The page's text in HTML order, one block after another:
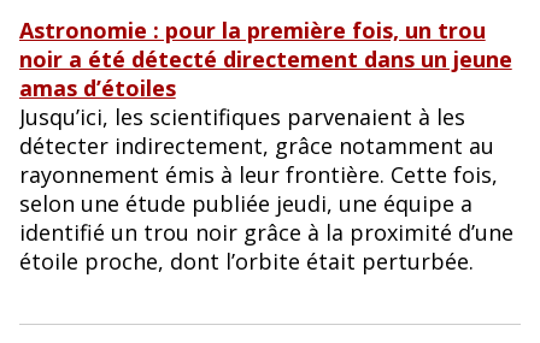
Astronomie : pour la première fois, un trou
noir a été détecté directement dans un jeune
amas d’étoiles
Jusqu’ici, les scientifiques parvenaient à les
détecter indirectement, grâce notamment au
rayonnement émis à leur frontière. Cette fois,
selon une étude publiée jeudi, une équipe a
identifié un trou noir grâce à la proximité d’une
étoile proche, dont l’orbite était perturbée.